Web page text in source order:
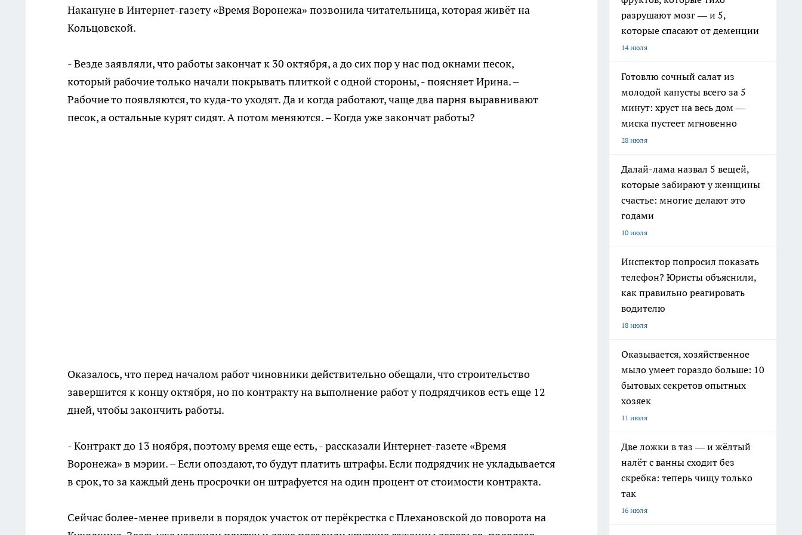
Накануне в Интернет-газету «Время Воронежа» позвонила читательница, которая живёт на
Кольцовской.
- Везде заявляли, что работы закончат к 30 октября, а до сих пор у нас под окнами песок,
который рабочие только начали покрывать плиткой с одной стороны, - поясняет Ирина. –
Рабочие то появляются, то куда-то уходят. Да и когда работают, чаще два парня выравнивают
песок, а остальные курят сидят. А потом меняются. – Когда уже закончат работы?
Оказалось, что перед началом работ чиновники действительно обещали, что строительство
завершится к концу октября, но по контракту на выполнение работ у подрядчиков есть еще 12
дней, чтобы закончить работы.
- Контракт до 13 ноября, поэтому время еще есть, - рассказали Интернет-газете «Время
Воронежа» в мэрии. – Если опоздают, то будут платить штрафы. Если подрядчик не укладывается
в срок, то за каждый день просрочки он штрафуется на один процент от стоимости контракта.
Сейчас более-менее привели в порядок участок от перёкрестка с Плехановской до поворота на
разрушают мозг — и 5,
которые спасают от деменции
14 июля
Готовлю сочный салат из
молодой капусты всего за 5
минут: хруст на весь дом —
миска пустеет мгновенно
28 июля
Далай-лама назвал 5 вещей,
которые забирают у женщины
счастье: многие делают это
годами
10 июля
Инспектор попросил показать
телефон? Юристы объяснили,
как правильно реагировать
водителю
18 июля
Оказывается, хозяйственное
мыло умеет гораздо больше: 10
бытовых секретов опытных
хозяек
11 июля
Две ложки в таз — и жёлтый
налёт с ванны сходит без
скребка: теперь чищу только
так
16 июля